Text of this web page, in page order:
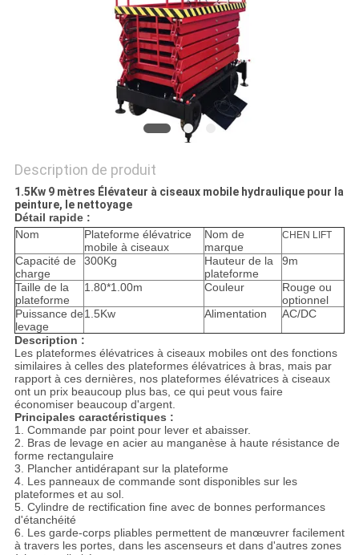
CONFIDENTIALITÉ
Description de produit
1.5Kw 9 mètres Élévateur à ciseaux mobile hydraulique pour la
peinture, le nettoyage
Détail rapide :
Nom
Plateforme élévatrice
mobile à ciseaux
Nom de
marque
CHEN LIFT
Capacité de
charge
300Kg
Hauteur de la
plateforme
9m
Taille de la
plateforme
1.80*1.00m Couleur
Rouge ou
optionnel
Puissance de
levage
1.5Kw Alimentation AC/DC
Description :
Les plateformes élévatrices à ciseaux mobiles ont des fonctions
similaires à celles des plateformes élévatrices à bras, mais par
rapport à ces dernières, nos plateformes élévatrices à ciseaux
ont un prix beaucoup plus bas, ce qui peut vous faire
économiser beaucoup d'argent.
Principales caractéristiques :
1. Commande par point pour lever et abaisser.
2. Bras de levage en acier au manganèse à haute résistance de
forme rectangulaire
3. Plancher antidérapant sur la plateforme
4. Les panneaux de commande sont disponibles sur les
plateformes et au sol.
5. Cylindre de rectification fine avec de bonnes performances
d'étanchéité
6. Les garde-corps pliables permettent de manœuvrer facilement
à travers les portes, dans les ascenseurs et dans d'autres zones